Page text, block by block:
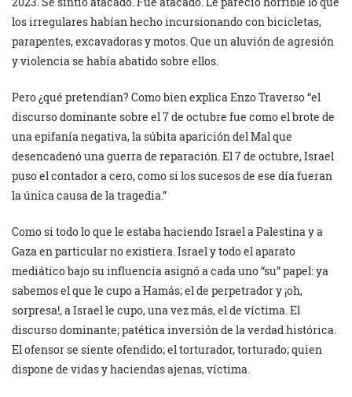
los irregulares habían hecho incursionando con bicicletas,
parapentes, excavadoras y motos. Que un aluvión de agresión
y violencia se había abatido sobre ellos.
Pero ¿qué pretendían? Como bien explica Enzo Traverso “el
discurso dominante sobre el 7 de octubre fue como el brote de
una epifanía negativa, la súbita aparición del Mal que
desencadenó una guerra de reparación. El 7 de octubre, Israel
puso el contador a cero, como si los sucesos de ese día fueran
la única causa de la tragedia.”
Como si todo lo que le estaba haciendo Israel a Palestina y a
Gaza en particular no existiera. Israel y todo el aparato
mediático bajo su influencia asignó a cada uno “su” papel: ya
sabemos el que le cupo a Hamás; el de perpetrador y ¡oh,
sorpresa!, a Israel le cupo, una vez más, el de víctima. El
discurso dominante; patética inversión de la verdad histórica.
El ofensor se siente ofendido; el torturador, torturado; quien
dispone de vidas y haciendas ajenas, víctima.